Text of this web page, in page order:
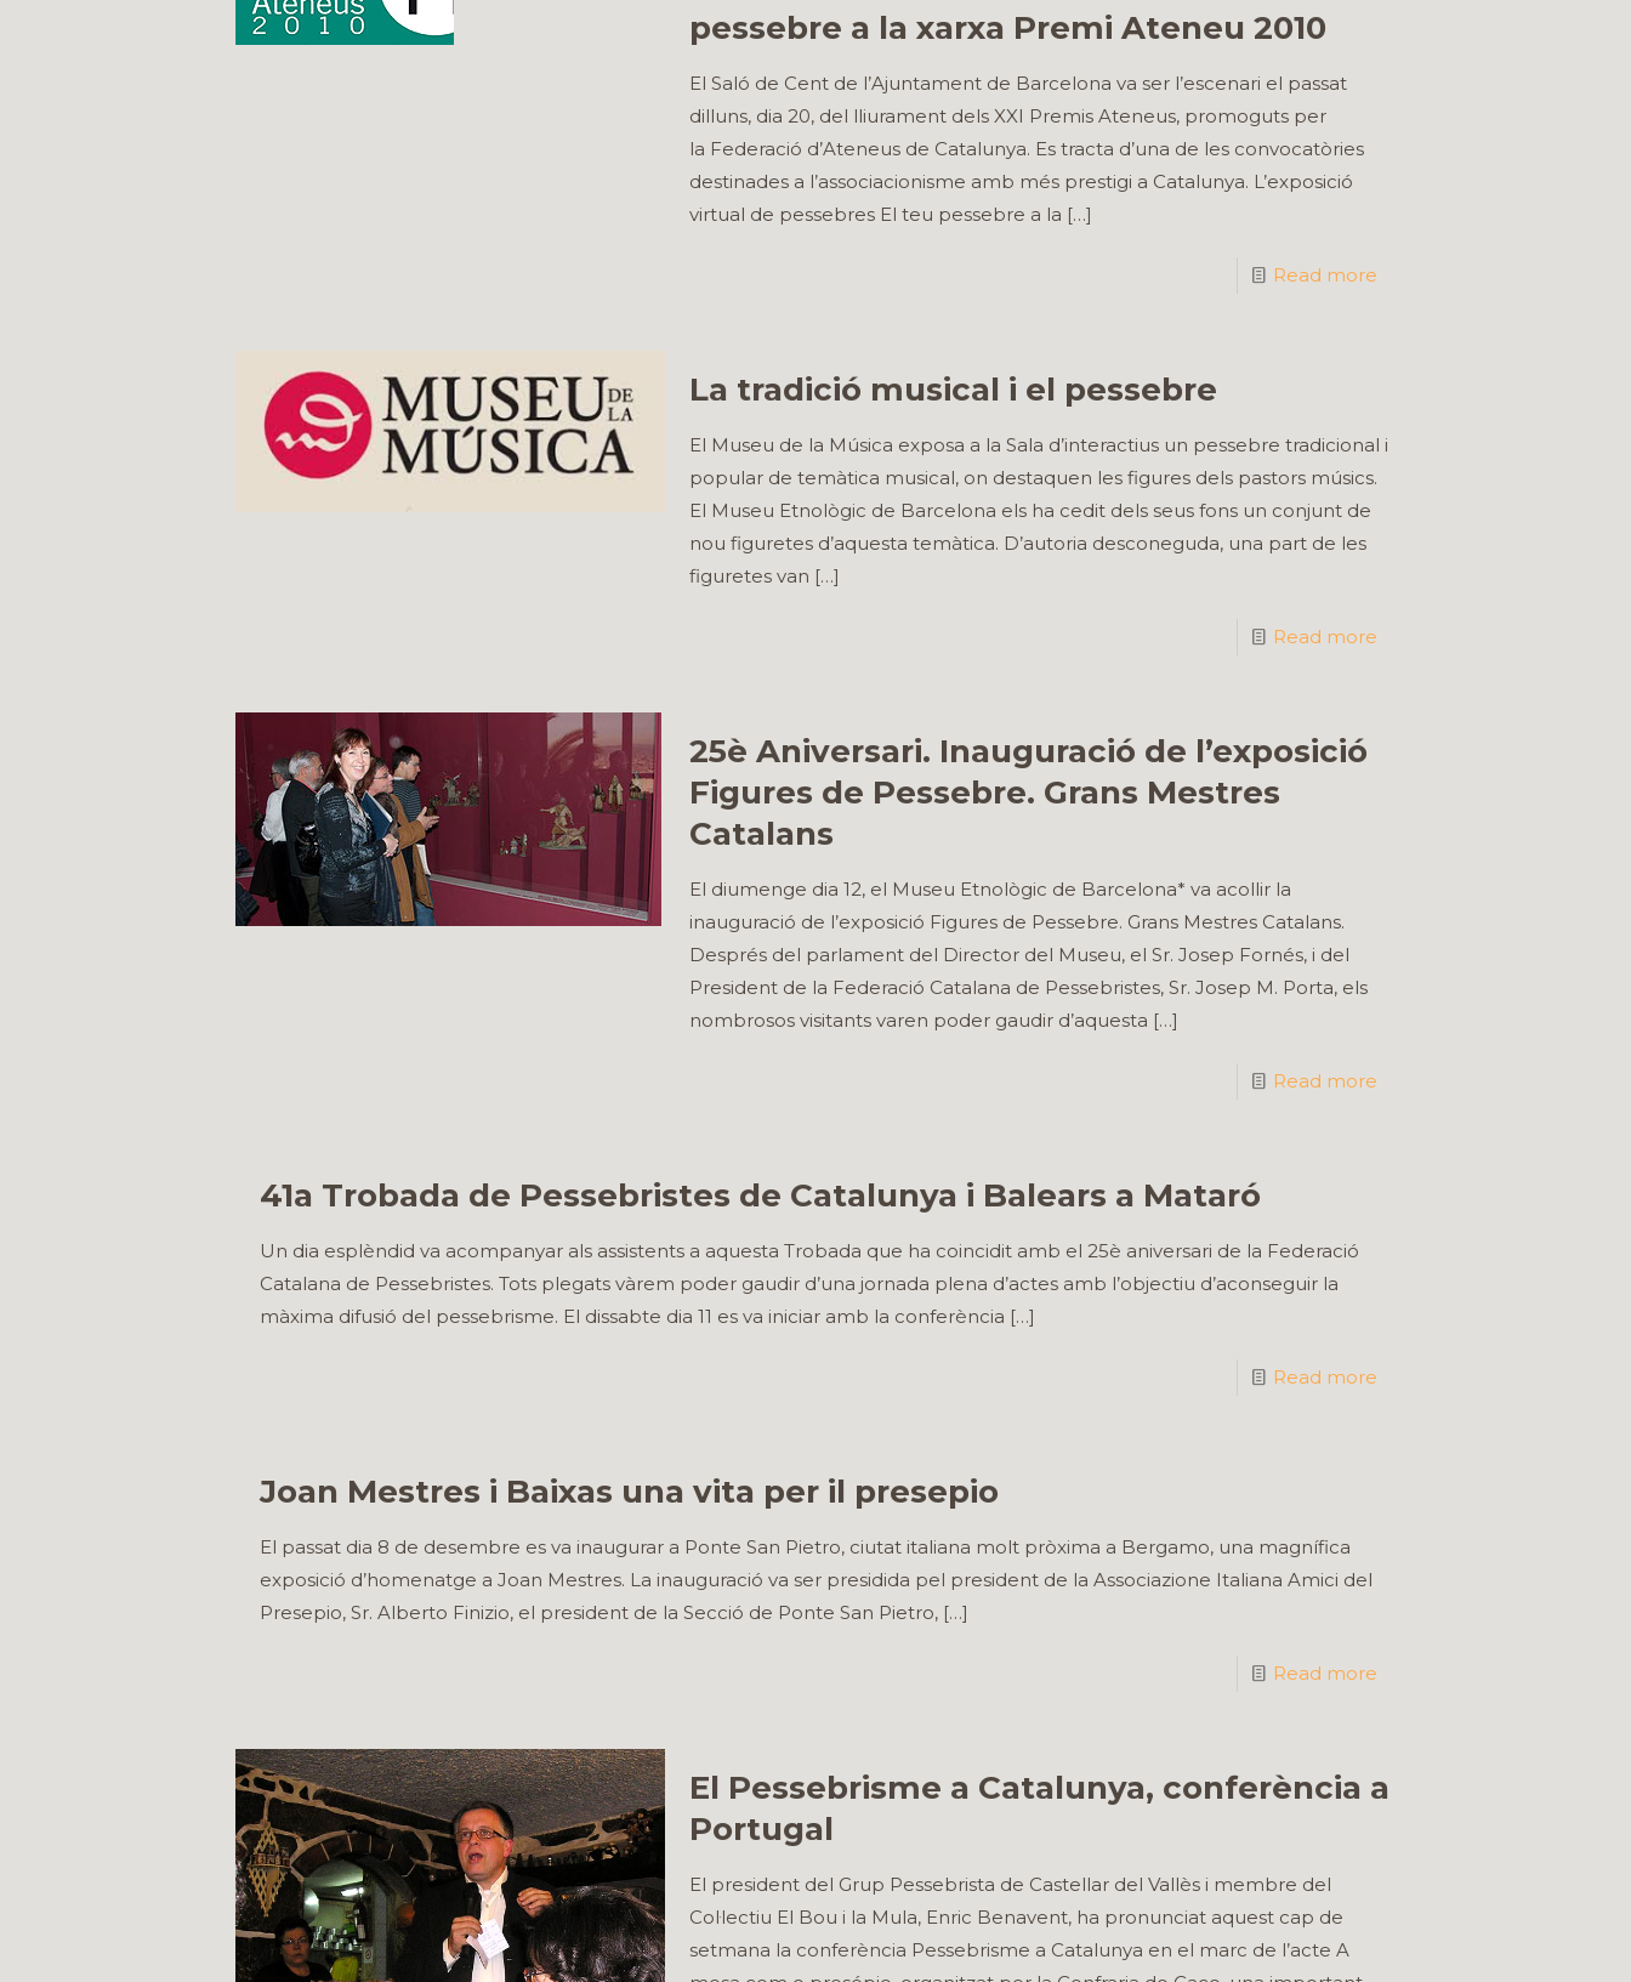
pessebre a la xarxa Premi Ateneu 2010
El Saló de Cent de l’Ajuntament de Barcelona va ser l’escenari el passat
dilluns, dia 20, del lliurament dels XXI Premis Ateneus, promoguts per
la Federació d’Ateneus de Catalunya. Es tracta d’una de les convocatòries
destinades a l’associacionisme amb més prestigi a Catalunya. L’exposició
virtual de pessebres El teu pessebre a la […]
Read more
La tradició musical i el pessebre
El Museu de la Música exposa a la Sala d’interactius un pessebre tradicional i
popular de temàtica musical, on destaquen les figures dels pastors músics.
El Museu Etnològic de Barcelona els ha cedit dels seus fons un conjunt de
nou figuretes d’aquesta temàtica. D’autoria desconeguda, una part de les
figuretes van […]
Read more
25è Aniversari. Inauguració de l’exposició
Figures de Pessebre. Grans Mestres
Catalans
El diumenge dia 12, el Museu Etnològic de Barcelona* va acollir la
inauguració de l’exposició Figures de Pessebre. Grans Mestres Catalans.
Després del parlament del Director del Museu, el Sr. Josep Fornés, i del
President de la Federació Catalana de Pessebristes, Sr. Josep M. Porta, els
nombrosos visitants varen poder gaudir d’aquesta […]
Read more
41a Trobada de Pessebristes de Catalunya i Balears a Mataró
Un dia esplèndid va acompanyar als assistents a aquesta Trobada que ha coincidit amb el 25è aniversari de la Federació
Catalana de Pessebristes. Tots plegats vàrem poder gaudir d’una jornada plena d’actes amb l’objectiu d’aconseguir la
màxima difusió del pessebrisme. El dissabte dia 11 es va iniciar amb la conferència […]
Read more
Joan Mestres i Baixas una vita per il presepio
El passat dia 8 de desembre es va inaugurar a Ponte San Pietro, ciutat italiana molt pròxima a Bergamo, una magnífica
exposició d’homenatge a Joan Mestres. La inauguració va ser presidida pel president de la Associazione Italiana Amici del
Presepio, Sr. Alberto Finizio, el president de la Secció de Ponte San Pietro, […]
Read more
El Pessebrisme a Catalunya, conferència a
Portugal
El president del Grup Pessebrista de Castellar del Vallès i membre del
Col·lectiu El Bou i la Mula, Enric Benavent, ha pronunciat aquest cap de
setmana la conferència Pessebrisme a Catalunya en el marc de l’acte A